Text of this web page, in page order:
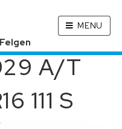
MENU
A/T
111 S